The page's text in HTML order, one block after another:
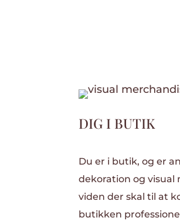
DIG I BUTIK
Du er i butik, og er
dekoration og
viden der skal til at
butikken